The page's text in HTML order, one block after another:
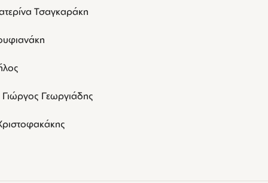
Τσαγκαράκη
Γιώργος Γεωργιάδης